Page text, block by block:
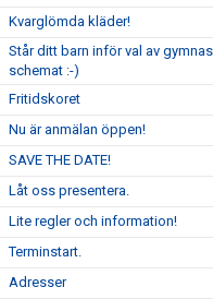
Kvarglömda kläder!
Står ditt barn inför val av
schemat :-)
Fritidskoret
Nu är anmälan öppen!
SAVE THE DATE!
Låt oss presentera.
Lite regler och information!
Terminstart.
Adresser